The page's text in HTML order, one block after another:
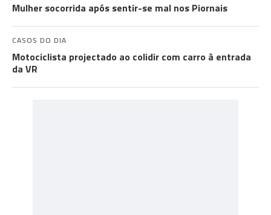
Mulher socorrida após sentir-se mal nos Piornais
CASOS DO DIA
Motociclista projectado ao colidir com carro à entrada
da VR